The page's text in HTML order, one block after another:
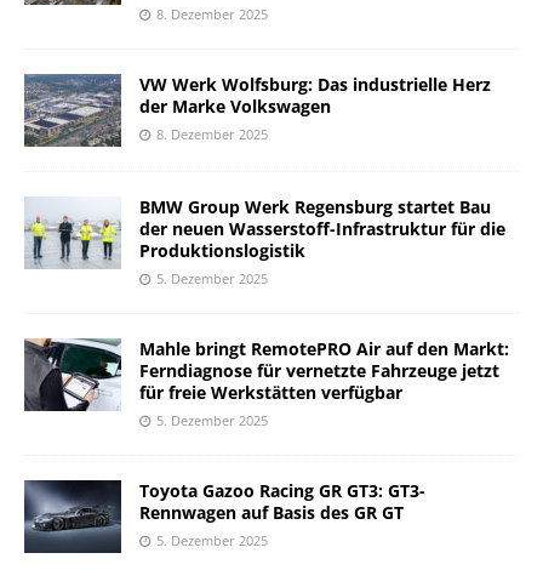
8. Dezember 2025
VW Werk Wolfsburg: Das industrielle Herz
der Marke Volkswagen
8. Dezember 2025
BMW Group Werk Regensburg startet Bau
der neuen Wasserstoff-Infrastruktur für die
Produktionslogistik
5. Dezember 2025
Mahle bringt RemotePRO Air auf den Markt:
Ferndiagnose für vernetzte Fahrzeuge jetzt
für freie Werkstätten verfügbar
5. Dezember 2025
Toyota Gazoo Racing GR GT3: GT3-
Rennwagen auf Basis des GR GT
5. Dezember 2025